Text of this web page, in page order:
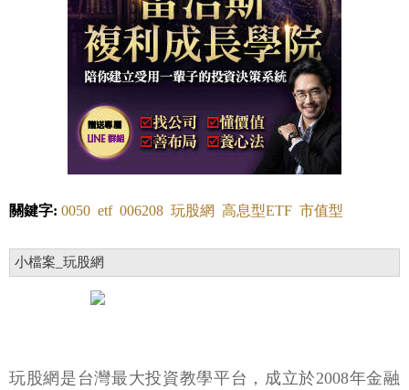
關鍵字: 0050 etf 006208 玩股網 高息型ETF 市值型
小檔案_玩股網
玩股網是台灣最大投資教學平台，成立於2008年金融